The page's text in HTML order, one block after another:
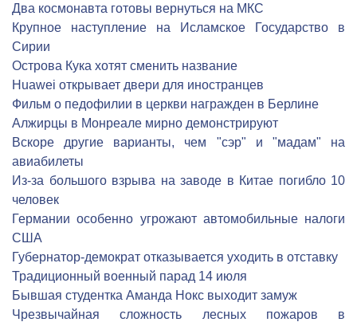
Два космонавта готовы вернуться на МКС
Крупное наступление на Исламское Государство в
Сирии
Острова Кука хотят сменить название
Huawei открывает двери для иностранцев
Фильм о педофилии в церкви награжден в Берлине
Алжирцы в Монреале мирно демонстрируют
Вскоре другие варианты, чем "сэр" и "мадам" на
авиабилеты
Из-за большого взрыва на заводе в Китае погибло 10
человек
Германии особенно угрожают автомобильные налоги
США
Губернатор-демократ отказывается уходить в отставку
Традиционный военный парад 14 июля
Бывшая студентка Аманда Нокс выходит замуж
Чрезвычайная сложность лесных пожаров в